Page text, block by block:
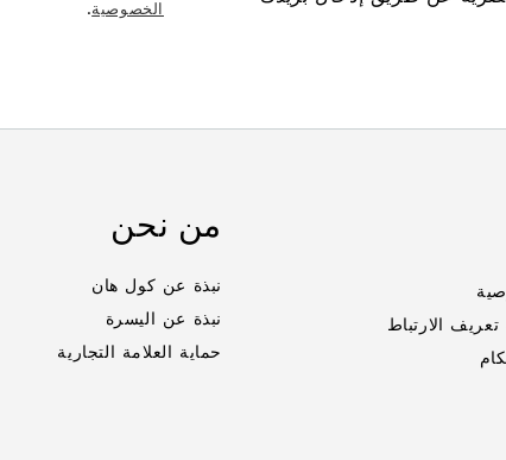
الخصوصية.
الارتباط
من نحن
نبذة عن كول هان
نبذة عن اليسرة
حماية العلامة التجارية